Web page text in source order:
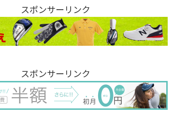
スポンサーリンク
スポンサーリンク